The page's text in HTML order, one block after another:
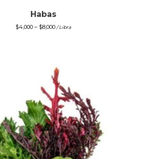
Habas
$4,000 – $8,000/ Libra